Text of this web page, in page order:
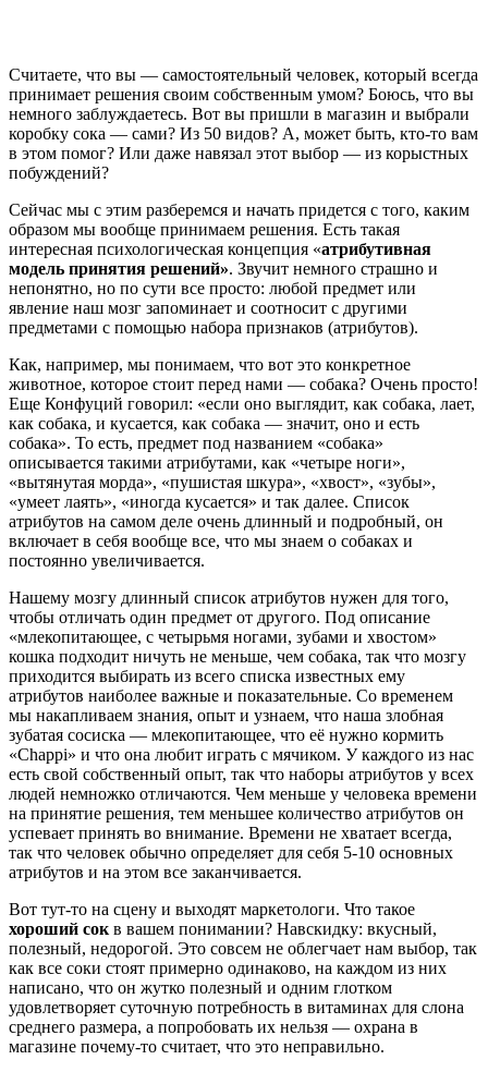
Считаете, что вы — самостоятельный человек, который всегда
принимает решения своим собственным умом? Боюсь, что вы
немного заблуждаетесь. Вот вы пришли в магазин и выбрали
коробку сока — сами? Из 50 видов? А, может быть, кто-то вам
в этом помог? Или даже навязал этот выбор — из корыстных
побуждений?
Сейчас мы с этим разберемся и начать придется с того, каким
образом мы вообще принимаем решения. Есть такая
интересная психологическая концепция «атрибутивная
модель принятия решений». Звучит немного страшно и
непонятно, но по сути все просто: любой предмет или
явление наш мозг запоминает и соотносит с другими
предметами с помощью набора признаков (атрибутов).
Как, например, мы понимаем, что вот это конкретное
животное, которое стоит перед нами — собака? Очень просто!
Еще Конфуций говорил: «если оно выглядит, как собака, лает,
как собака, и кусается, как собака — значит, оно и есть
собака». То есть, предмет под названием «собака»
описывается такими атрибутами, как «четыре ноги»,
«вытянутая морда», «пушистая шкура», «хвост», «зубы»,
«умеет лаять», «иногда кусается» и так далее. Список
атрибутов на самом деле очень длинный и подробный, он
включает в себя вообще все, что мы знаем о собаках и
постоянно увеличивается.
Нашему мозгу длинный список атрибутов нужен для того,
чтобы отличать один предмет от другого. Под описание
«млекопитающее, с четырьмя ногами, зубами и хвостом»
кошка подходит ничуть не меньше, чем собака, так что мозгу
приходится выбирать из всего списка известных ему
атрибутов наиболее важные и показательные. Со временем
мы накапливаем знания, опыт и узнаем, что наша злобная
зубатая сосиска — млекопитающее, что её нужно кормить
«Chappi» и что она любит играть с мячиком. У каждого из нас
есть свой собственный опыт, так что наборы атрибутов у всех
людей немножко отличаются. Чем меньше у человека времени
на принятие решения, тем меньшее количество атрибутов он
успевает принять во внимание. Времени не хватает всегда,
так что человек обычно определяет для себя 5-10 основных
атрибутов и на этом все заканчивается.
Вот тут-то на сцену и выходят маркетологи. Что такое
хороший сок в вашем понимании? Навскидку: вкусный,
полезный, недорогой. Это совсем не облегчает нам выбор, так
как все соки стоят примерно одинаково, на каждом из них
написано, что он жутко полезный и одним глотком
удовлетворяет суточную потребность в витаминах для слона
среднего размера, а попробовать их нельзя — охрана в
магазине почему-то считает, что это неправильно.